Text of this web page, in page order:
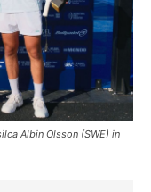
Albin Olsson (SWE) in